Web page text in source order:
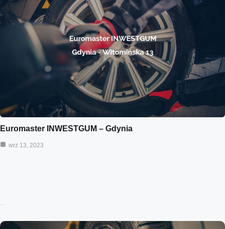
Euromaster INWESTGUM – Gdynia
wrz 13, 2023